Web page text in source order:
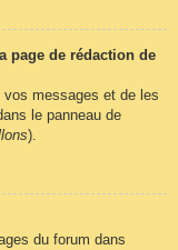
page de rédaction de
vos messages et de les
le panneau de
).
du forum dans